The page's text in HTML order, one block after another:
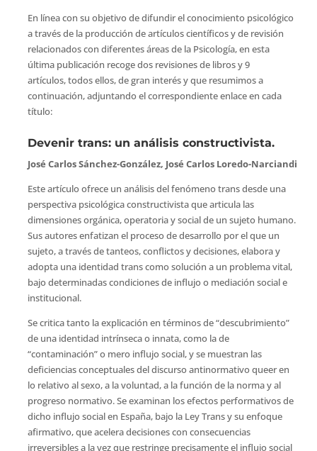
En línea con su objetivo de difundir el conocimiento psicológico
a través de la producción de artículos científicos y de revisión
relacionados con diferentes áreas de la Psicología, en esta
última publicación recoge dos revisiones de libros y 9
artículos, todos ellos, de gran interés y que resumimos a
continuación, adjuntando el correspondiente enlace en cada
título:
Devenir trans: un análisis constructivista.
José Carlos Sánchez-González, José Carlos Loredo-Narciandi
Este artículo ofrece un análisis del fenómeno trans desde una
perspectiva psicológica constructivista que articula las
dimensiones orgánica, operatoria y social de un sujeto humano.
Sus autores enfatizan el proceso de desarrollo por el que un
sujeto, a través de tanteos, conflictos y decisiones, elabora y
adopta una identidad trans como solución a un problema vital,
bajo determinadas condiciones de influjo o mediación social e
institucional.
Se critica tanto la explicación en términos de “descubrimiento”
de una identidad intrínseca o innata, como la de
“contaminación” o mero influjo social, y se muestran las
deficiencias conceptuales del discurso antinormativo queer en
lo relativo al sexo, a la voluntad, a la función de la norma y al
progreso normativo. Se examinan los efectos performativos de
dicho influjo social en España, bajo la Ley Trans y su enfoque
afirmativo, que acelera decisiones con consecuencias
irreversibles a la vez que restringe precisamente el influjo social